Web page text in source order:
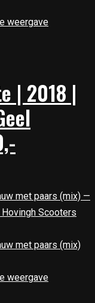
weergave
| 2018 |
weergave